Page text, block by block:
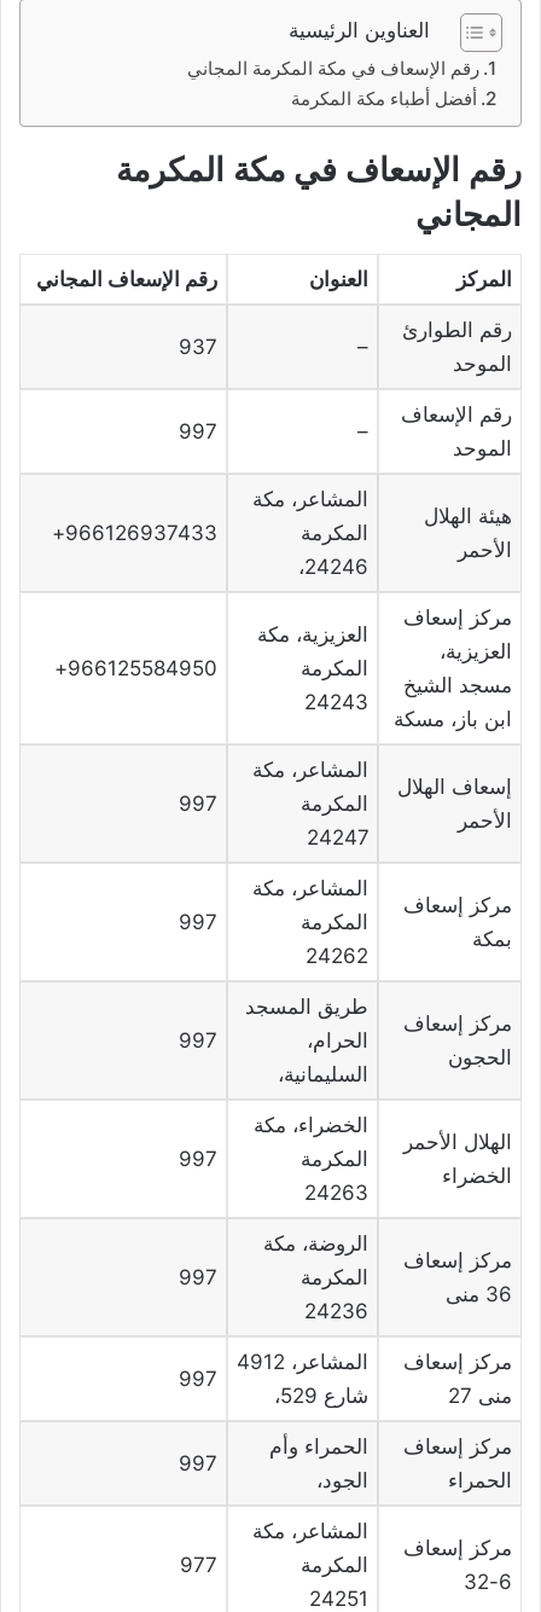
العناوين الرئيسية
رقم الإسعاف في مكة المكرمة المجاني
أفضل أطباء مكة المكرمة
رقم الإسعاف في مكة المكرمة
المجاني
المركز العنوان رقم الإسعاف المجاني
رقم الطوارئ
الموحد
–
937
رقم الإسعاف
الموحد
–
997
هيئة الهلال
الأحمر
المشاعر، مكة
المكرمة
24246،
966126937433+
مركز إسعاف
العزيزية،
مسجد الشيخ
ابن باز، مسكة
العزيزية، مكة
المكرمة
24243
966125584950+
إسعاف الهلال
الأحمر
المشاعر، مكة
المكرمة
24247
997
مركز إسعاف
بمكة
المشاعر، مكة
المكرمة
24262
997
مركز إسعاف
الحجون
طريق المسجد
الحرام،
السليمانية،
997
الهلال الأحمر
الخضراء
الخضراء، مكة
المكرمة
24263
997
مركز إسعاف
36 منى
الروضة، مكة
المكرمة
24236
997
مركز إسعاف
منى 27
المشاعر، 4912
شارع 529،
997
مركز إسعاف
الحمراء
الحمراء وأم
الجود،
997
مركز إسعاف
6-32
المشاعر، مكة
المكرمة
24251
977